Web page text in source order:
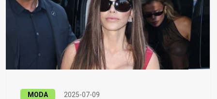
MODA 2025-07-09